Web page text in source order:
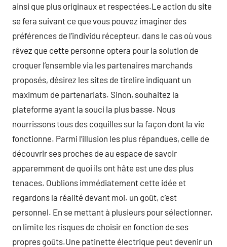
ainsi que plus originaux et respectées.Le action du site
se fera suivant ce que vous pouvez imaginer des
préférences de l’individu récepteur. dans le cas où vous
rêvez que cette personne optera pour la solution de
croquer l’ensemble via les partenaires marchands
proposés, désirez les sites de tirelire indiquant un
maximum de partenariats. Sinon, souhaitez la
plateforme ayant la souci la plus basse. Nous
nourrissons tous des coquilles sur la façon dont la vie
fonctionne. Parmi l’illusion les plus répandues, celle de
découvrir ses proches de au espace de savoir
apparemment de quoi ils ont hâte est une des plus
tenaces. Oublions immédiatement cette idée et
regardons la réalité devant moi. un goût, c’est
personnel. En se mettant à plusieurs pour sélectionner,
on limite les risques de choisir en fonction de ses
propres goûts.Une patinette électrique peut devenir un